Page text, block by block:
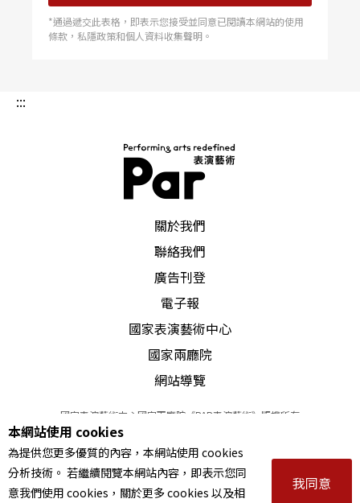
*通過遞交此表格，即表示您接受並同意已閱讀本網站的使用
條款，私隱政策和個人資料收集聲明。
:::
關於我們
聯絡我們
廣告刊登
電子報
國家表演藝術中心
國家兩廳院
網站導覽
國家表演藝術中心國家兩廳院《PAR表演藝術》版權所有
© 2022Performing arts redefined. All Rights Reserved
統一編號 Tax Id number 00973926
本站所提供相關演出資訊，如有異動應以主辦單位公告為準。
服務條款｜隱私權聲明｜著作權聲明
本網站使用 cookies
為提供您更多優質的內容，本網站使用 cookies
分析技術。 若繼續閱覽本網站內容，即表示您同
意我們使用 cookies，關於更多 cookies 以及相
我同意